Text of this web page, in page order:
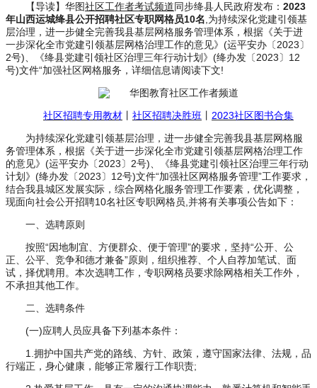
【导读】华图社区工作者考试频道同步绛县人民政府发布： 2023
年山西运城绛县公开招聘社区专职网格员10名,为持续深化党建引领基
层治理，进一步健全完善我县基层网格服务管理体系，根据《关于进
一步深化全市党建引领基层网格治理工作的意见》(运平安办〔2023〕
2号)、《绛县党建引领社区治理三年行动计划》(绛办发〔2023〕12
号)文件“加强社区网格服务，详细信息请阅读下文!
社区招聘专用教材 社区招聘决胜班
2023社区图书合集
为持续深化党建引领基层治理，进一步健全完善我县基层网格服
务管理体系，根据《关于进一步深化全市党建引领基层网格治理工作
的意见》(运平安办〔2023〕2号)、《绛县党建引领社区治理三年行动
计划》(绛办发〔2023〕12号)文件“加强社区网格服务管理”工作要求，
结合我县城区发展实际，综合网格化服务管理工作要素，优化调整，
现面向社会公开招聘10名社区专职网格员,并将有关事项公告如下：
一、选聘原则
按照“因地制宜、方便群众、便于管理”的要求，坚持“公开、公
正、公平、竞争和德才兼备”原则，组织推荐、个人自荐加笔试、面
试，择优聘用。本次选聘工作，专职网格员要求除网格相关工作外，
不承担其他工作。
二、选聘条件
(一)应聘人员应具备下列基本条件：
1.拥护中国共产党的路线、方针、政策，遵守国家法律、法规，品
行端正，身心健康，能够正常履行工作职责;